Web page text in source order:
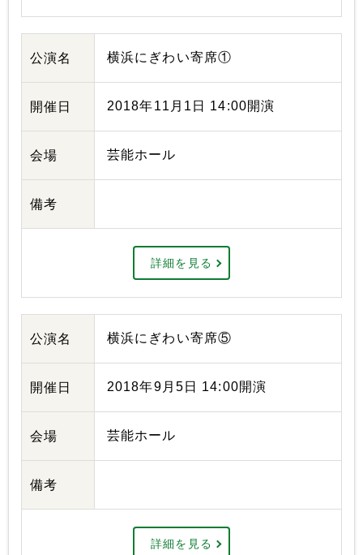
公演名 横浜にぎわい寄席①
開催日 2018年11月1日 14:00開演
会場 芸能ホール
備考
詳細を見る
公演名 横浜にぎわい寄席⑤
開催日 2018年9月5日 14:00開演
会場 芸能ホール
備考
詳細を見る